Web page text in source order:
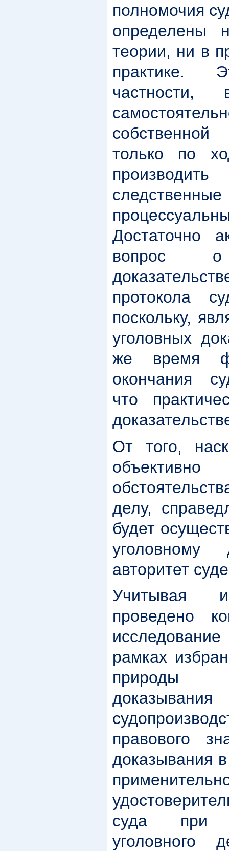
полномочия
теории, ни в
практике.
частности,
только по
Достаточно
вопрос
протокола
поскольку,
уголовных
же время
окончания
что
От того,
делу,
будет
авторитет
Учитывая
проведено
рамках
природы
правового
доказывания
суда при
уголовного